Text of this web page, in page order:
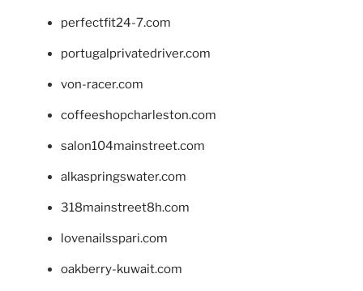
perfectfit24-7.com
portugalprivatedriver.com
von-racer.com
coffeeshopcharleston.com
salon104mainstreet.com
alkaspringswater.com
318mainstreet8h.com
lovenailsspari.com
oakberry-kuwait.com